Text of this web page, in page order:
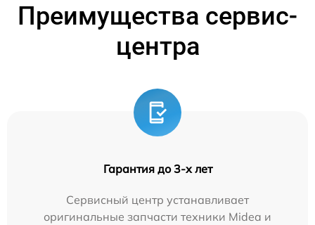
Преимущества сервис-
центра
Гарантия до 3-х лет
Сервисный центр устанавливает
оригинальные запчасти техники Midea и